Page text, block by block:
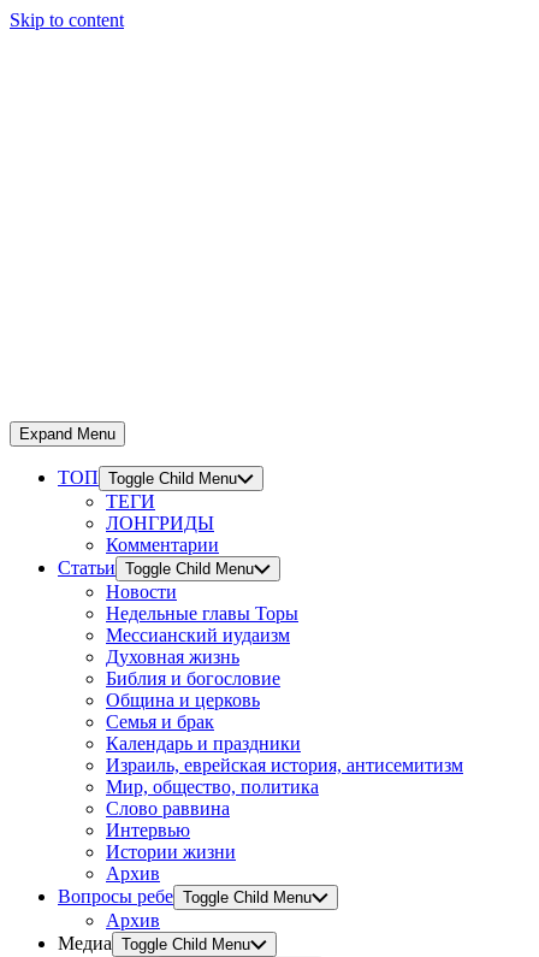
Skip to content
Expand Menu
ТОП Toggle Child Menu
ТЕГИ
ЛОНГРИДЫ
Комментарии
Статьи Toggle Child Menu
Новости
Недельные главы Торы
Мессианский иудаизм
Духовная жизнь
Библия и богословие
Община и церковь
Семья и брак
Календарь и праздники
Израиль, еврейская история, антисемитизм
Мир, общество, политика
Слово раввина
Интервью
Истории жизни
Архив
Вопросы ребе Toggle Child Menu
Архив
Медиа Toggle Child Menu